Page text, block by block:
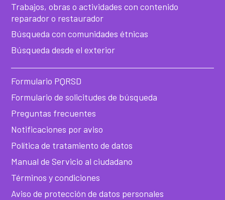
Trabajos, obras o actividades con contenido
reparador o restaurador
Búsqueda con comunidades étnicas
Búsqueda desde el exterior
Formulario PQRSD
Formulario de solicitudes de búsqueda
Preguntas frecuentes
Notificaciones por aviso
Política de tratamiento de datos
Manual de Servicio al ciudadano
Términos y condiciones
Aviso de protección de datos personales